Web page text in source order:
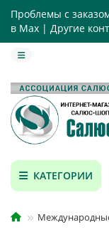
Проблемы с
в Max | Другие
КАТЕГОРИИ